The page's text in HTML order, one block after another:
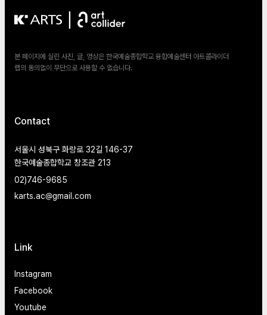
본 페이지에 실린 사진, 글, 영상은 한국예술종합학교 융합예술센터 아트콜라이더
랩의 동의없이 무단으로 사용할 수 없습니다.
Contact
서울시 성북구 화랑로 32길 146-37
한국예술종합학교 창조관 213
02)746-9685
karts.ac@gmail.com
Link
Instagram
Facebook
Youtube